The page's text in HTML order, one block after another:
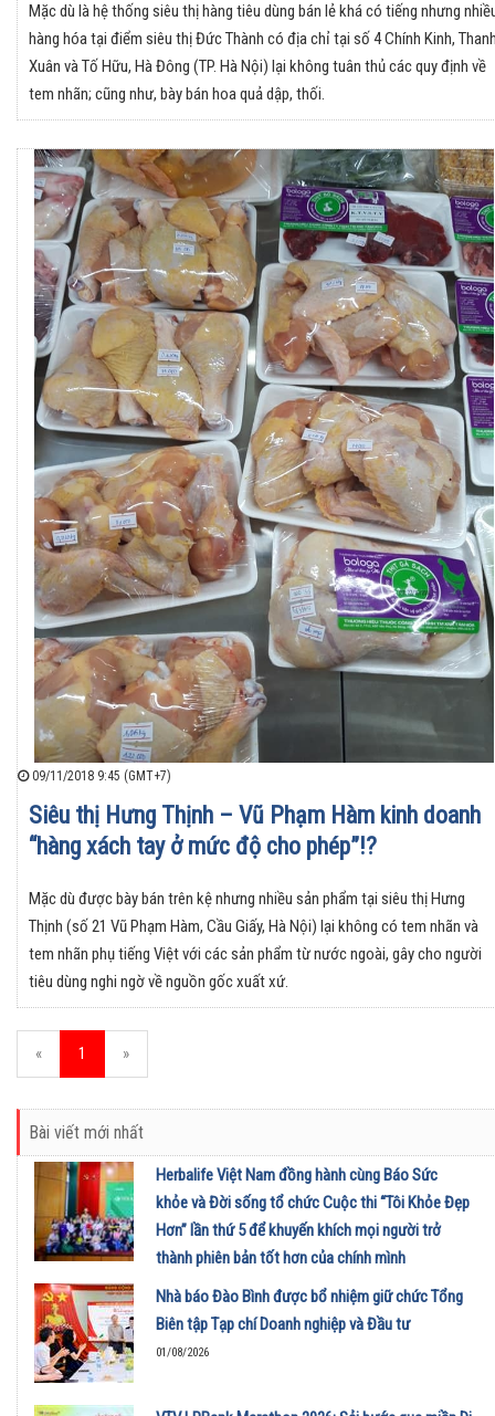
Mặc dù là hệ thống siêu thị hàng tiêu dùng bán lẻ khá có tiếng nhưng
hàng hóa tại điểm siêu thị Đức Thành có địa chỉ tại số 4 Chính Kinh,
Xuân và Tố Hữu, Hà Đông (TP. Hà Nội) lại không tuân thủ các quy định về
tem nhãn; cũng như, bày bán hoa quả dập, thối.
09/11/2018 9:45 (GMT+7)
Siêu thị Hưng Thịnh – Vũ Phạm Hàm kinh doanh
“hàng xách tay ở mức độ cho phép”!?
Mặc dù được bày bán trên kệ nhưng nhiều sản phẩm tại siêu thị Hưng
Thịnh (số 21 Vũ Phạm Hàm, Cầu Giấy, Hà Nội) lại không có tem nhãn và
tem nhãn phụ tiếng Việt với các sản phẩm từ nước ngoài, gây cho người
tiêu dùng nghi ngờ về nguồn gốc xuất xứ.
« 1 »
Bài viết mới nhất
Herbalife Việt Nam đồng hành cùng Báo Sức
khỏe và Đời sống tổ chức Cuộc thi “Tôi Khỏe Đẹp
Hơn” lần thứ 5 để khuyến khích mọi người trở
thành phiên bản tốt hơn của chính mình
01/08/2026
Nhà báo Đào Bình được bổ nhiệm giữ chức Tổng
Biên tập Tạp chí Doanh nghiệp và Đầu tư
01/08/2026